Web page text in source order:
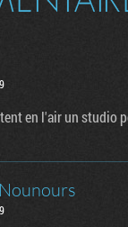
en l'air un studio